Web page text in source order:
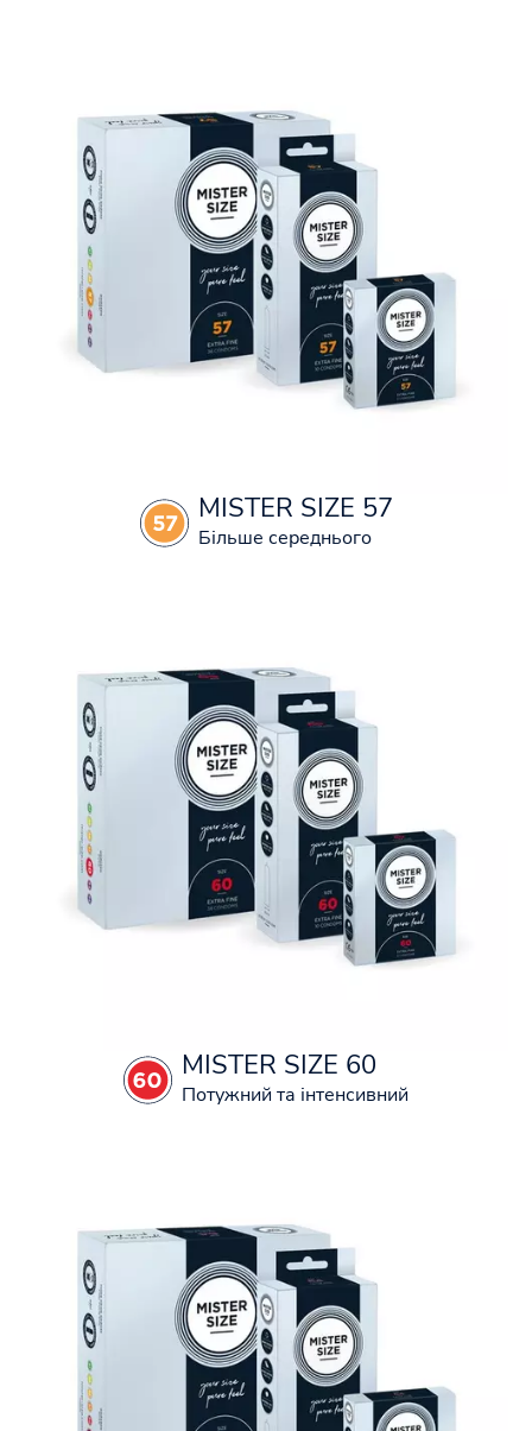
MISTER SIZE 57
Більше середнього
MISTER SIZE 60
Потужний та інтенсивний